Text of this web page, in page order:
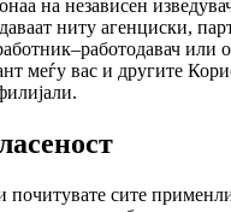
на независен
ниту агенциски,
или
меѓу вас и другите
почитувате сите